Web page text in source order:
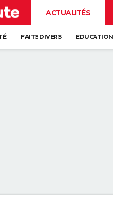
ACTUALITÉS
FAITS DIVERS EDUCATION